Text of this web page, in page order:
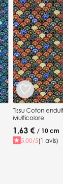
Tissu Coton
Multicolore
1,63 € / 10 cm
5.00/5(1 avis)